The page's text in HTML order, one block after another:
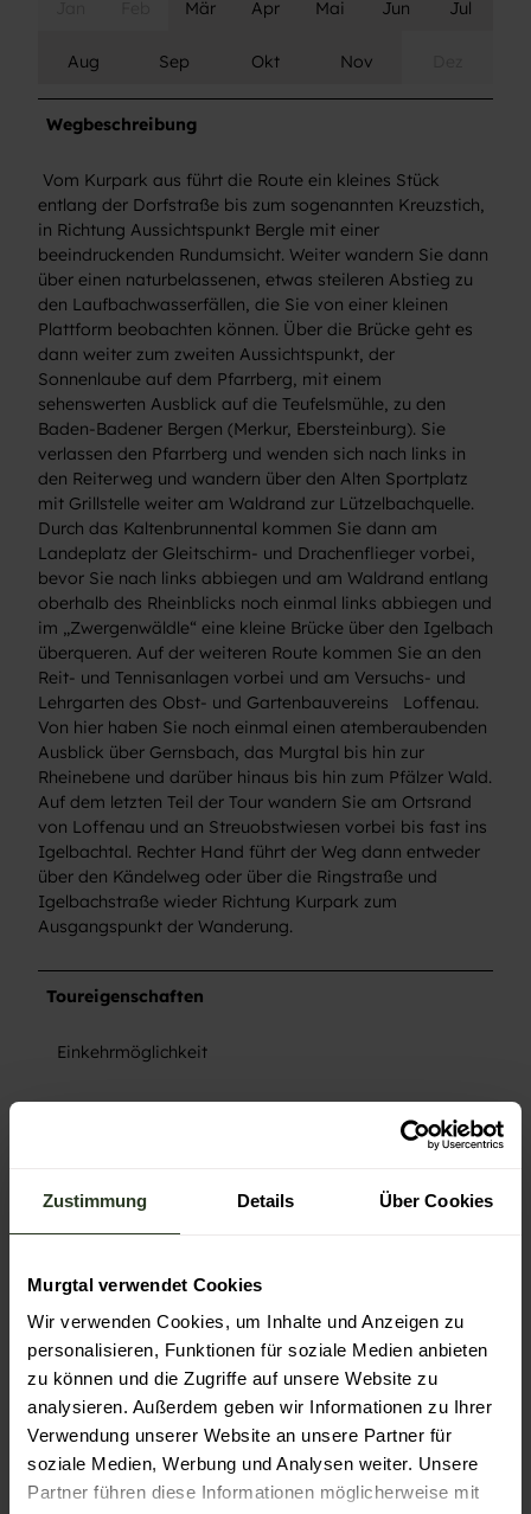
Zustimmung Details Über Cookies
Murgtal verwendet Cookies
Wir verwenden Cookies, um Inhalte und Anzeigen zu
personalisieren, Funktionen für soziale Medien anbieten
zu können und die Zugriffe auf unsere Website zu
analysieren. Außerdem geben wir Informationen zu Ihrer
Verwendung unserer Website an unsere Partner für
soziale Medien, Werbung und Analysen weiter. Unsere
Partner führen diese Informationen möglicherweise mit
Mär Apr Mai Jun Jul
Aug Sep Okt Nov
Wegbeschreibung
Vom Kurpark aus führt die Route ein kleines Stück
entlang der Dorfstraße bis zum sogenannten Kreuzstich,
in Richtung Aussichtspunkt Bergle mit einer
beeindruckenden Rundumsicht. Weiter wandern Sie dann
über einen naturbelassenen, etwas steileren Abstieg zu
den Laufbachwasserfällen, die Sie von einer kleinen
Plattform beobachten können. Über die Brücke geht es
dann weiter zum zweiten Aussichtspunkt, der
Sonnenlaube auf dem Pfarrberg, mit einem
sehenswerten Ausblick auf die Teufelsmühle, zu den
Baden-Badener Bergen (Merkur, Ebersteinburg). Sie
verlassen den Pfarrberg und wenden sich nach links in
den Reiterweg und wandern über den Alten Sportplatz
mit Grillstelle weiter am Waldrand zur Lützelbachquelle.
Durch das Kaltenbrunnental kommen Sie dann am
Landeplatz der Gleitschirm- und Drachenflieger vorbei,
bevor Sie nach links abbiegen und am Waldrand entlang
oberhalb des Rheinblicks noch einmal links abbiegen und
im „Zwergenwäldle“ eine kleine Brücke über den Igelbach
überqueren. Auf der weiteren Route kommen Sie an den
Reit- und Tennisanlagen vorbei und am Versuchs- und
Lehrgarten des Obst- und Gartenbauvereins Loffenau.
Von hier haben Sie noch einmal einen atemberaubenden
Ausblick über Gernsbach, das Murgtal bis hin zur
Rheinebene und darüber hinaus bis hin zum Pfälzer Wald.
Auf dem letzten Teil der Tour wandern Sie am Ortsrand
von Loffenau und an Streuobstwiesen vorbei bis fast ins
Igelbachtal. Rechter Hand führt der Weg dann entweder
über den Kändelweg oder über die Ringstraße und
Igelbachstraße wieder Richtung Kurpark zum
Ausgangspunkt der Wanderung.
Toureigenschaften
Einkehrmöglichkeit
Festes Schuhwerk empfehlenswert.
Anreise & Parken
Anfahrt
Anreise mit dem PKW: BAB A5, Abfahrt Rastatt Nord, auf
B462 Richtung Freudenstadt bis Gernsbach.
Vom Murgtal (Gernsbach) oder Albtal (Bad Herrenalb)
aus kommend über L 564 nach Loffenau. Der Startpunkt